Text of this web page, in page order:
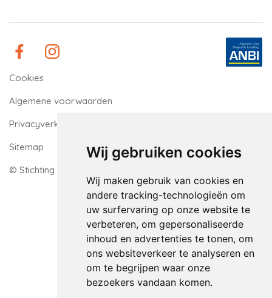
Wij gebruiken cookies
Wij maken gebruik van cookies en
andere tracking-technologieën om
uw surfervaring op onze website te
verbeteren, om gepersonaliseerde
inhoud en advertenties te tonen, om
ons websiteverkeer te analyseren en
om te begrijpen waar onze
bezoekers vandaan komen.
Cookies
Algemene voorwaarden
Privacyverklaring
Sitemap
© Stichting Dierenopvang De Wissel